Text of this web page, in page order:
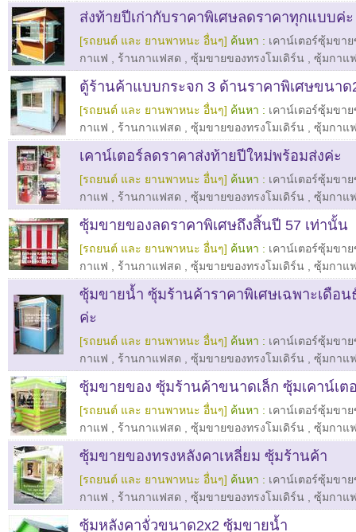
ส่งท้ายปีเก่ากับราคาพิเศษลดราคาทุกแบบค่ะ
[รถยนต์ และ ยานพาหนะ อื่นๆ] ค้นหา : เคาน์เตอร์ซุ้มขา
กาแฟ
ร้านกาแฟสด ซุ้มขายของทรงโมเดิร์น ซุ้มกาแ
ตู้ร้านค้าแบบกระจก 3 ด้านราคาพิเศษขนาด
[รถยนต์ และ ยานพาหนะ อื่นๆ] ค้นหา : เคาน์เตอร์ซุ้มขา
กาแฟ
ร้านกาแฟสด ซุ้มขายของทรงโมเดิร์น ซุ้มกาแ
เคาน์เตอร์ลดราคาส่งท้ายปีใหม่พร้อมส่งค่ะ
[รถยนต์ และ ยานพาหนะ อื่นๆ] ค้นหา : เคาน์เตอร์ซุ้มขา
กาแฟ
ร้านกาแฟสด ซุ้มขายของทรงโมเดิร์น ซุ้มกาแ
ซุ้มขายของลดราคาพิเศษถึงสิ้นปี 57 เท่านั้น
[รถยนต์ และ ยานพาหนะ อื่นๆ] ค้นหา : เคาน์เตอร์ซุ้มขา
กาแฟ
ร้านกาแฟสด ซุ้มขายของทรงโมเดิร์น ซุ้มกาแ
ซุ้มขายน้ำ ซุ้มร้านค้าราคาพิเศษเฉพาะเดือ
ค่ะ
[รถยนต์ และ ยานพาหนะ อื่นๆ] ค้นหา : เคาน์เตอร์ซุ้มขา
กาแฟ
ร้านกาแฟสด ซุ้มขายของทรงโมเดิร์น ซุ้มกาแ
ซุ้มขายของ ซุ้มร้านค้าขนาดเล็ก ซุ้มเคาน์เต
[รถยนต์ และ ยานพาหนะ อื่นๆ] ค้นหา : เคาน์เตอร์ซุ้มขา
กาแฟ
ร้านกาแฟสด ซุ้มขายของทรงโมเดิร์น ซุ้มกาแ
ซุ้มขายของทรงหลังคาเหลี่ยม ซุ้มร้านค้า
[รถยนต์ และ ยานพาหนะ อื่นๆ] ค้นหา : เคาน์เตอร์ซุ้มขา
กาแฟ
ร้านกาแฟสด ซุ้มขายของทรงโมเดิร์น ซุ้มกาแ
ซุ้มหลังคาจั่วขนาด2x2 ซุ้มขายน้ำ